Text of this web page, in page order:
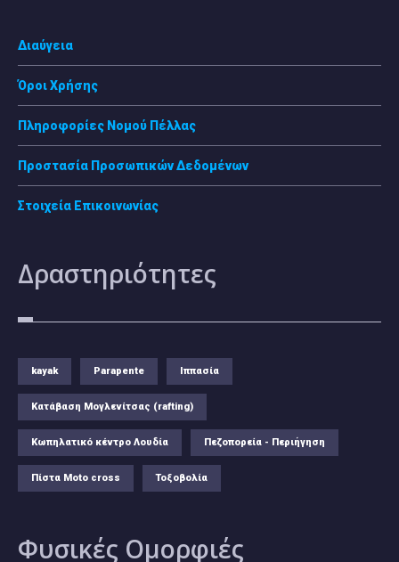
Διαύγεια
Όροι Χρήσης
Πληροφορίες Νομού Πέλλας
Προστασία Προσωπικών Δεδομένων
Στοιχεία Επικοινωνίας
Δραστηριότητες
kayak Parapente Ιππασία
Κατάβαση Μογλενίτσας (rafting)
Κωπηλατικό κέντρο Λουδία Πεζοπορεία - Περιήγηση
Πίστα Moto cross Τοξοβολία
Φυσικές Ομορφιές